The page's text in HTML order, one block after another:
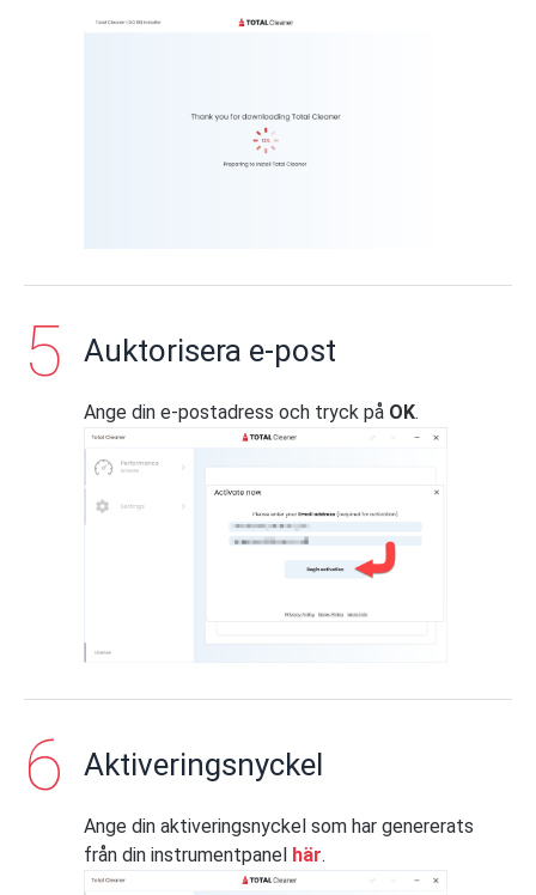
Auktorisera e-post
Ange din e-postadress och tryck på OK.
Aktiveringsnyckel
Ange din aktiveringsnyckel som har genererats
från din instrumentpanel här.